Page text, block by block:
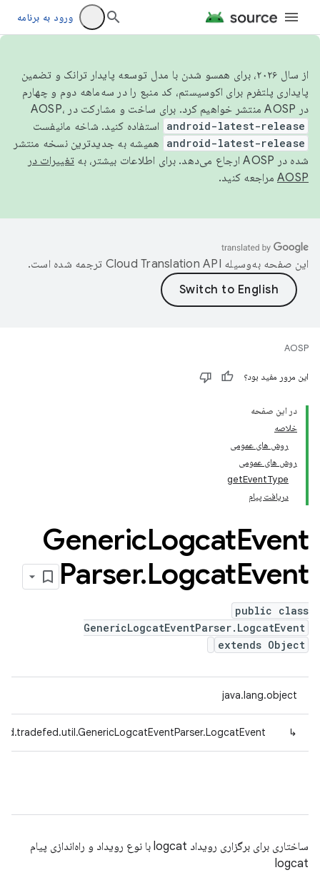
ورود به برنامه
از سال ۲۰۲۶، برای همسو شدن با مدل توسعه پایدار ترانک و تضمین
پایداری پلتفرم برای اکوسیستم، کد منبع را در سه‌ماهه دوم و چهارم
در AOSP منتشر خواهیم کرد. برای ساخت و مشارکت در AOSP،
android-latest-release استفاده کنید. شاخه مانیفست
android-latest-release
همیشه به جدیدترین نسخه منتشر
شده در AOSP ارجاع می‌دهد. برای اطلاعات بیشتر، به
تغییرات در
AOSP مراجعه کنید.
این صفحه به‌وسیله ترجمه شده است.
AOSP
این مرور مفید بود؟
در این صفحه
خلاصه
روش های عمومی
روش های عمومی
getEventType
دریافت پیام
GenericLogcatEvent
Parser.LogcatEvent
public class
GenericLogcatEventParser.LogcatEvent
extends Object
java.lang.object
↳
ساختاری برای برگزاری رویداد logcat با نوع رویداد و راه‌اندازی پیام
logcat